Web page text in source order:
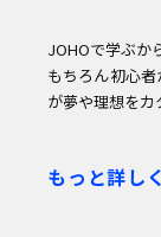
JOHOで学ぶか
もちろん初心
が夢や理想をカ
もっと詳し